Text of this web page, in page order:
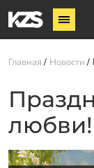
Винтовые
ЖБ сваи
Услуги
О компании
Новости
Главная Новости
любви!